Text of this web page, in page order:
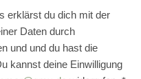
erklärst du dich mit der
Daten durch
und und du hast die
kannst deine Einwilligung